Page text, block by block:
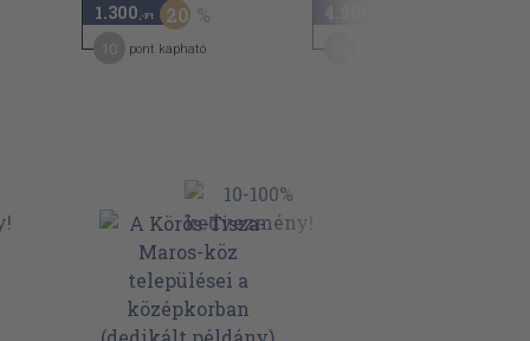
1.300 ,-Ft 20
pont kapható